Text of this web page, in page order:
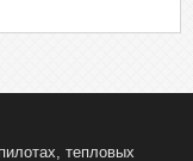
тепловых